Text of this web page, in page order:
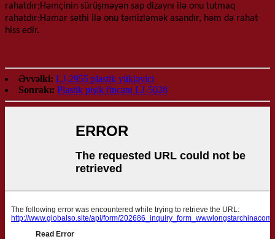
rahatdır;Həmçinin sürüşməyən sap dizaynı ilə onu tutmaq
rahatdır;Hamar səthi ilə onu təmizləmək asandır, həm də rahat
hiss edir.
Əvvəlki: LJ-2955 plastik yükləyici
Sonrakı: Plastik pişik fincanı LJ-5028